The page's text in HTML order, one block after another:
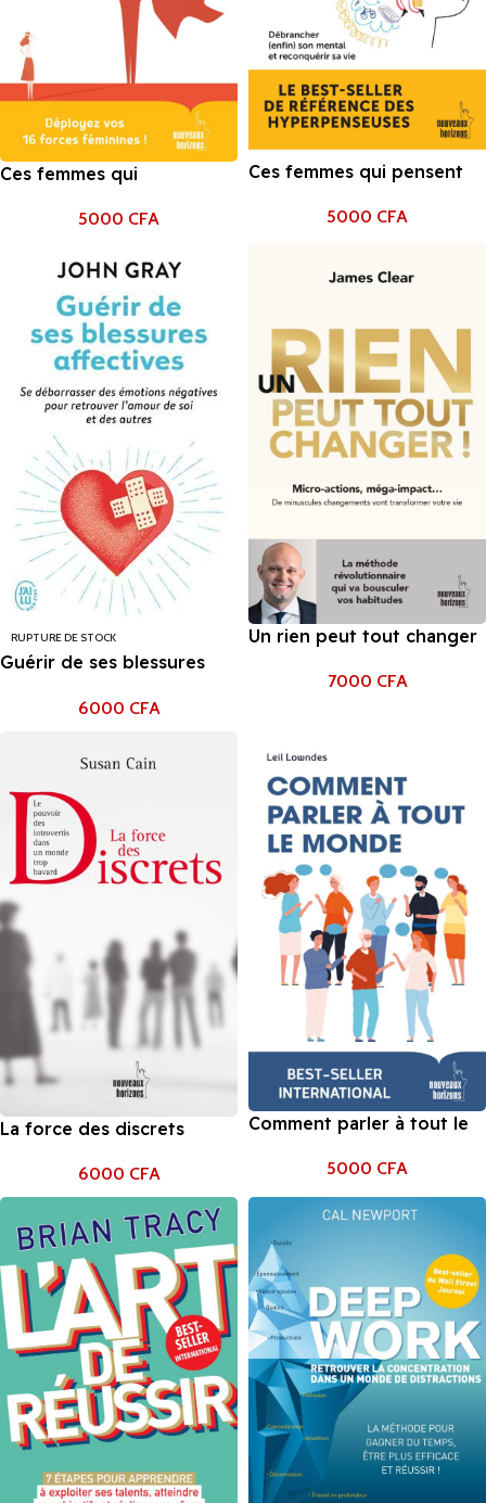
Ces femmes qui
leur vie: Déployez vos 16
5000 CFA
Ces femmes qui pensent
son mental et reconquérir
5000 CFA
RUPTURE DE STOCK
Guérir de ses blessures
6000 CFA
Un rien peut tout changer
7000 CFA
La force des discrets
6000 CFA
Comment parler à tout le
5000 CFA